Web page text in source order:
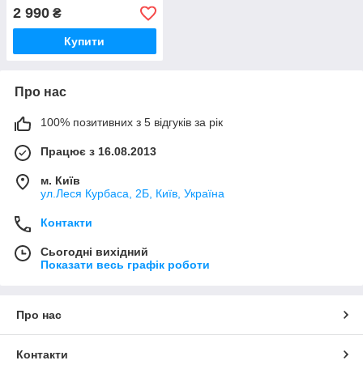
2 990 ₴
Купити
Про нас
100% позитивних з 5 відгуків за рік
Працює з 16.08.2013
м. Київ
ул.Леся Курбаса, 2Б, Київ, Україна
Контакти
Сьогодні вихідний
Показати весь графік роботи
Про нас
Контакти